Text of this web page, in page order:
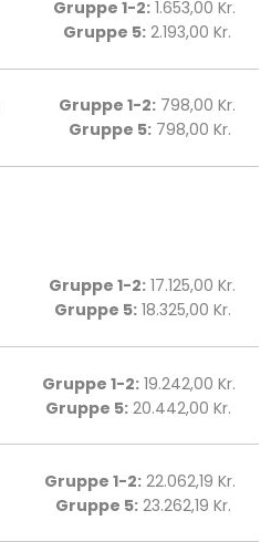
Gruppe 1-2:1.653,00 Kr.
Gruppe 5:2.193,00 Kr. ​​​
Gruppe 1-2:798,00 Kr.
Gruppe 5:798,00 Kr. ​​​
Gruppe 1-2:17.125,00 Kr.
Gruppe 5:18.325,00 Kr. ​​​
Gruppe 1-2:19.242,00 Kr.
Gruppe 5:20.442,00 Kr. ​​​
Gruppe 1-2:22.062,19 Kr.
Gruppe 5:23.262,19 Kr. ​​​